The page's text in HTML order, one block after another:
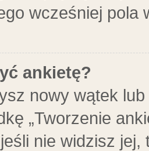
wcześniej pola
ankietę?
nowy wątek
„Tworzenie
nie widzisz